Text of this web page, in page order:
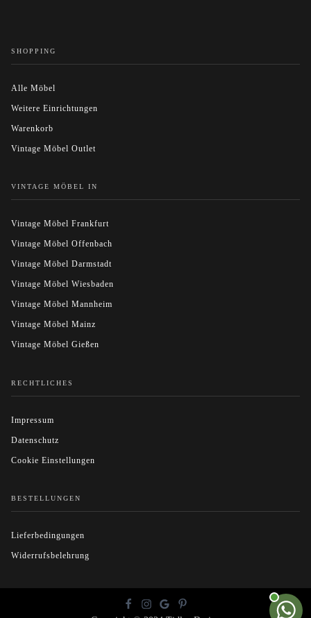
SHOPPING
Alle Möbel
Weitere Einrichtungen
Warenkorb
Vintage Möbel Outlet
VINTAGE MÖBEL IN
Vintage Möbel Frankfurt
Vintage Möbel Offenbach
Vintage Möbel Darmstadt
Vintage Möbel Wiesbaden
Vintage Möbel Mannheim
Vintage Möbel Mainz
Vintage Möbel Gießen
RECHTLICHES
Impressum
Datenschutz
Cookie Einstellungen
BESTELLUNGEN
Lieferbedingungen
Widerrufsbelehrung